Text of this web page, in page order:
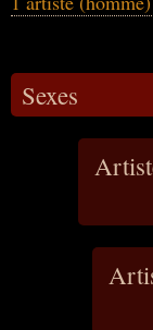
Sexes